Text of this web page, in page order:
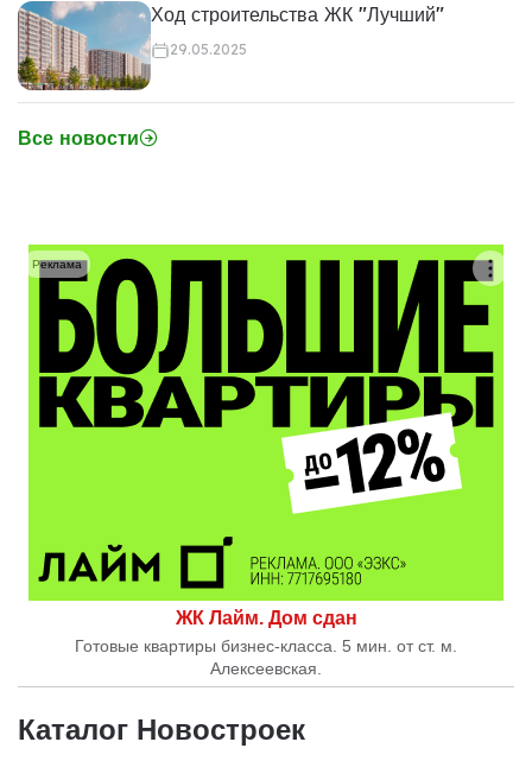
Ход строительства ЖК "Лучший"
29.05.2025
Все новости
ЖК Лайм. Дом сдан
Готовые квартиры бизнес-класса. 5 мин. от ст. м.
Алексеевская.
Реклама
Каталог Новостроек